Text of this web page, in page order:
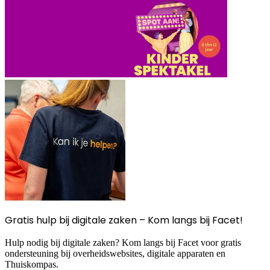
Gratis hulp bij digitale zaken – Kom langs bij Facet!
Hulp nodig bij digitale zaken? Kom langs bij Facet voor gratis
ondersteuning bij overheidswebsites, digitale apparaten en
Thuiskompas.